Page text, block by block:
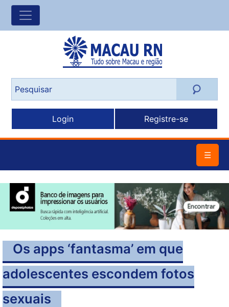
Login Registre-se
☰
Os apps ‘fantasma’ em que
adolescentes escondem fotos
sexuais